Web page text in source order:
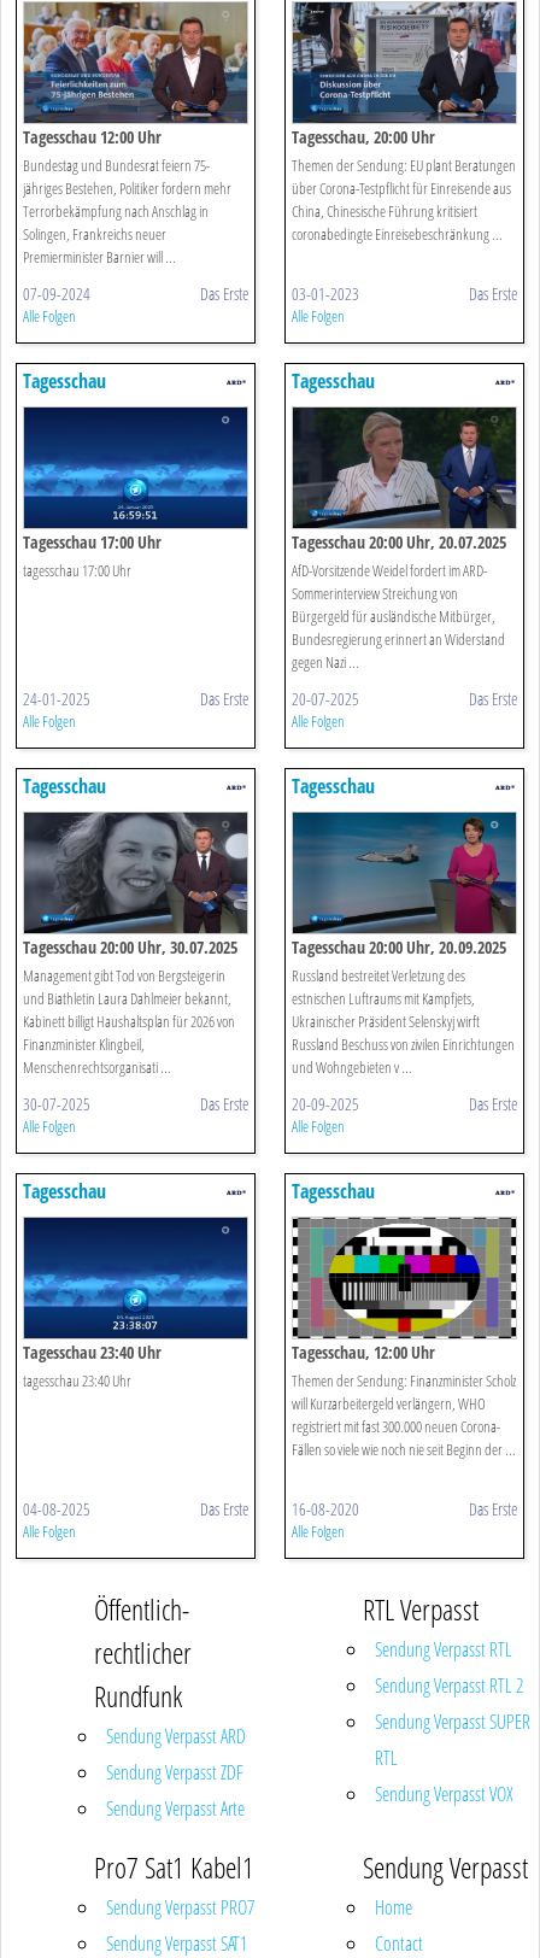
Tagesschau 12:00 Uhr
Bundestag und Bundesrat feiern 75-
jähriges Bestehen, Politiker fordern mehr
Terrorbekämpfung nach Anschlag in
Solingen, Frankreichs neuer
Premierminister Barnier will ...
07-09-2024 Das Erste
Alle Folgen
Tagesschau, 20:00 Uhr
Themen der Sendung: EU plant Beratungen
über Corona-Testpflicht für Einreisende aus
China, Chinesische Führung kritisiert
coronabedingte Einreisebeschränkung ...
03-01-2023 Das Erste
Alle Folgen
Tagesschau
Tagesschau 17:00 Uhr
tagesschau 17:00 Uhr
24-01-2025 Das Erste
Alle Folgen
Tagesschau
Tagesschau 20:00 Uhr, 20.07.2025
AfD-Vorsitzende Weidel fordert im ARD-
Sommerinterview Streichung von
Bürgergeld für ausländische Mitbürger,
Bundesregierung erinnert an Widerstand
gegen Nazi ...
20-07-2025 Das Erste
Alle Folgen
Tagesschau
Tagesschau 20:00 Uhr, 30.07.2025
Management gibt Tod von Bergsteigerin
und Biathletin Laura Dahlmeier bekannt,
Kabinett billigt Haushaltsplan für 2026 von
Finanzminister Klingbeil,
Menschenrechtsorganisati ...
30-07-2025 Das Erste
Alle Folgen
Tagesschau
Tagesschau 20:00 Uhr, 20.09.2025
Russland bestreitet Verletzung des
estnischen Luftraums mit Kampfjets,
Ukrainischer Präsident Selenskyj wirft
Russland Beschuss von zivilen Einrichtungen
und Wohngebieten v ...
20-09-2025 Das Erste
Alle Folgen
Tagesschau
Tagesschau 23:40 Uhr
tagesschau 23:40 Uhr
04-08-2025 Das Erste
Alle Folgen
Tagesschau
Tagesschau, 12:00 Uhr
Themen der Sendung: Finanzminister Scholz
will Kurzarbeitergeld verlängern, WHO
registriert mit fast 300.000 neuen Corona-
Fällen so viele wie noch nie seit Beginn der ...
16-08-2020 Das Erste
Alle Folgen
Öffentlich-
rechtlicher
Rundfunk
Sendung Verpasst ARD
Sendung Verpasst ZDF
Sendung Verpasst Arte
RTL Verpasst
Sendung Verpasst RTL
Sendung Verpasst RTL 2
Sendung Verpasst SUPER
RTL
Sendung Verpasst VOX
Pro7 Sat1 Kabel1
Sendung Verpasst PRO7
Sendung Verpasst SAT1
Sendung Verpasst
Home
Contact